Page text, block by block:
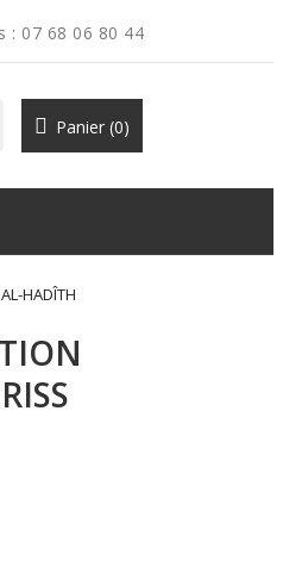
: 07 68 06 80 44
Panier (0)
HADÎTH